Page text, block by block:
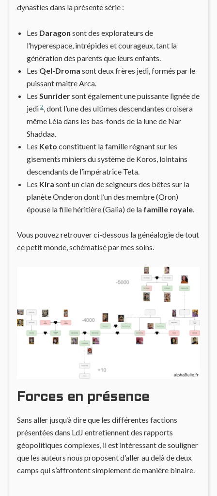
dynasties dans la présente série :
Les Daragon sont des explorateurs de
l’hyperespace, intrépides et courageux, tant la
génération des parents que leurs enfants.
Les Qel-Droma sont deux frères jedi, formés par le
puissant maitre Arca.
Les Sunridersont également une puissante lignée de
jedi 2, dont l’une des ultimes descendantes croisera
même Léia dans les bas-fonds de la lune de Nar
Shaddaa.
Les Keto constituent la famille régnant sur les
gisements miniers du système de Koros, lointains
descendants de l’impératrice Teta.
Les Kira sont un clan de seigneurs des bêtes sur la
planète Onderon dont l’un des membre (Oron)
épouse la fille héritière (Galia) de la famille royale.
Vous pouvez retrouver ci-dessous la généalogie de tout
ce petit monde, schématisé par mes soins.
Forces en présence
Sans aller jusqu’à dire que les différentes factions
présentées dans LdJ entretiennent des rapports
géopolitiques complexes, il est intéressant de souligner
que les auteurs nous proposent d’aller au delà de deux
camps qui s’affrontent simplement de manière binaire.